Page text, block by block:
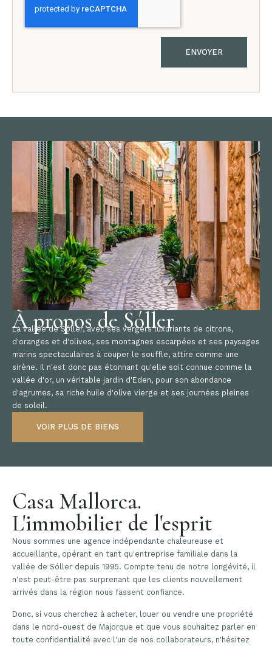
ENVOYER
À propos de Sóller
La vallée de Sóller, avec ses vergers luxuriants de citrons,
d'oranges et d'olives, ses montagnes escarpées et ses paysages
marins spectaculaires à couper le souffle, attire comme une
sirène. Il n'est donc pas étonnant qu'elle soit connue comme la
vallée d'or, un véritable jardin d'Eden, pour son abondance
d'agrumes, sa riche huile d'olive vierge et ses journées pleines
de soleil.
VOIR PLUS DE BIENS
Casa Mallorca.
L'immobilier de l'esprit
Nous sommes une agence indépendante chaleureuse et
accueillante, opérant en tant qu'entreprise familiale dans la
vallée de Sóller depuis 1995. Compte tenu de notre longévité, il
n'est peut-être pas surprenant que les clients nouvellement
arrivés dans la région nous fassent confiance.
Donc, si vous cherchez à acheter, louer ou vendre une propriété
dans le nord-ouest de Majorque et que vous souhaitez parler en
toute confidentialité avec l'un de nos collaborateurs, n'hésitez